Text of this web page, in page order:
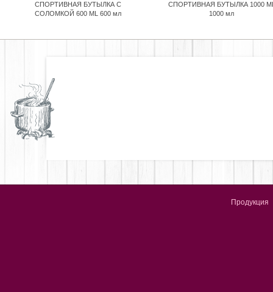
СПОРТИВНАЯ БУТЫЛКА С
СОЛОМКОЙ 600 ML 600 мл
СПОРТИВНАЯ БУТЫЛКА 1000
1000 мл
Продукция